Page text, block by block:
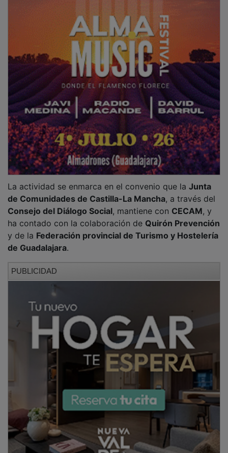
de Comunidades de Castilla-La Mancha, a través del
Consejo del Diálogo Social, mantiene conCECAM , y
ha contado con la colaboración deQuirón Prevención
y de laFederación provincial de Turismo y Hostelería
de Guadalajara.
La jornada fue inaugurada por el secretario general de
CEOE-CEPYME Guadalajara
coordinadora regional de Seguridad,
quien presentó el trabajo delInstituto regional de
seguridad y salud laboral , definido como un órgano
técnico con vocación de apoyo a los agentes sociales
en materia preventiva. Ambos coincidieron en
subrayar que la prevención funciona mejor cuando se
aborda de manera conjunta.
PUBLICIDAD